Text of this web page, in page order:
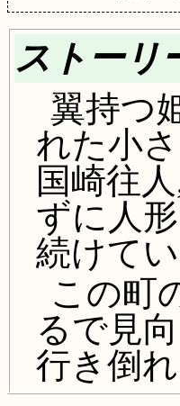
ストーリ
翼持つ
れた小
国崎往
ずに人
続けてい
この町
るで見
行き倒